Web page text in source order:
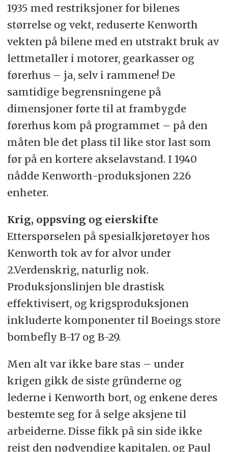
1935 med restriksjoner for bilenes
størrelse og vekt, reduserte Kenworth
vekten på bilene med en utstrakt bruk av
lettmetaller i motorer, gearkasser og
førerhus – ja, selv i rammene! De
samtidige begrensningene på
dimensjoner førte til at frambygde
førerhus kom på programmet – på den
måten ble det plass til like stor last som
før på en kortere akselavstand. I 1940
nådde Kenworth-produksjonen 226
enheter.
Krig, oppsving og eierskifte
Etterspørselen på spesialkjøretøyer hos
Kenworth tok av for alvor under
2.Verdenskrig, naturlig nok.
Produksjonslinjen ble drastisk
effektivisert, og krigsproduksjonen
inkluderte komponenter til Boeings store
bombefly B-17 og B-29.
Men alt var ikke bare stas – under
krigen gikk de siste gründerne og
lederne i Kenworth bort, og enkene deres
bestemte seg for å selge aksjene til
arbeiderne. Disse fikk på sin side ikke
reist den nødvendige kapitalen, og Paul